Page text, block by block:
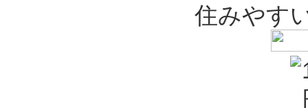
住みやす